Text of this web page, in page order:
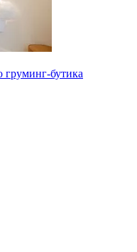
груминг-бутика